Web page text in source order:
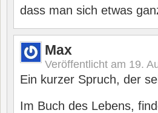
dass man sich etwas
Max
Veröffentlicht am 19.
Ein kurzer Spruch, der
Im Buch des Lebens,